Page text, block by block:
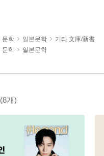
문학 일본문학
기타 文庫/新書
문학 일본문학
(8개)